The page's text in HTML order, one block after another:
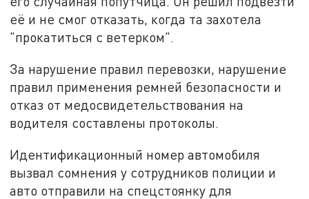
её и не смог отказать, когда та захотела
"прокатиться с ветерком".
За нарушение правил перевозки, нарушение
правил применения ремней безопасности и
отказ от медосвидетельствования на
водителя составлены протоколы.
Идентификационный номер автомобиля
вызвал сомнения у сотрудников полиции и
авто отправили на спецстоянку для